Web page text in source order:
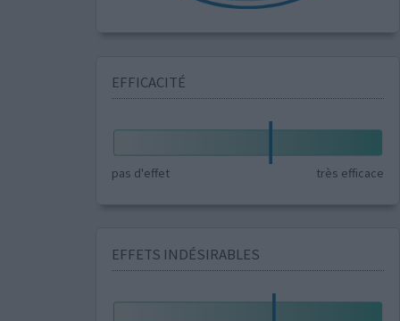
EFFICACITÉ
pas d'effet très efficace
EFFETS INDÉSIRABLES